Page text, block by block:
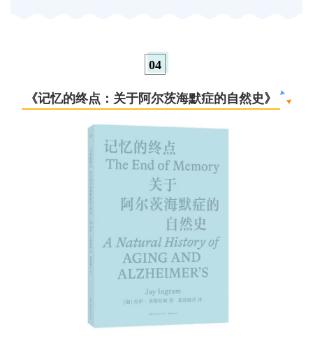
04
《记忆的终点：关于阿尔茨海默症的自然史》